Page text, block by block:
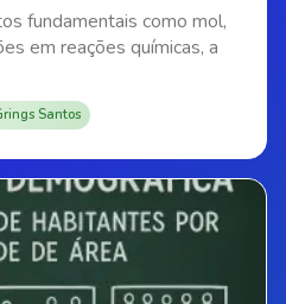
fundamentais como mol,
em reações químicas, a
Santos